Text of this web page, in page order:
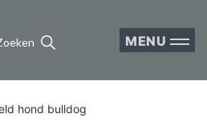
MENU
hond bulldog